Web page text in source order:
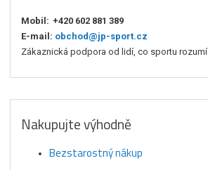
Mobil: +420 602 881 389
E-mail: obchod@jp-sport.cz
Zákaznická podpora od lidí, co sportu rozumí.
Nakupujte výhodně
Bezstarostný nákup